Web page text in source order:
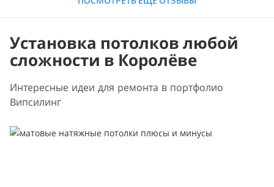
Установка потолков любой
сложности в Королёве
Интересные идеи для ремонта в портфолио
Випсилинг